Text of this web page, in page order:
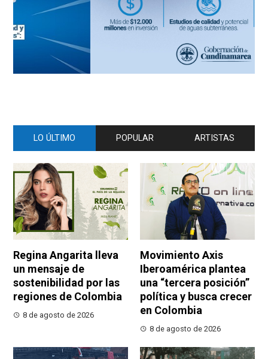
LO ÚLTIMO POPULAR ARTISTAS
Regina Angarita lleva
un mensaje de
sostenibilidad por las
regiones de Colombia
8 de agosto de 2026
Movimiento Axis
Iberoamérica plantea
una “tercera posición”
política y busca crecer
en Colombia
8 de agosto de 2026